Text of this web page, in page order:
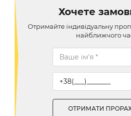
Хочете
Отримайте iндивiдуальну
найближчого
ОТРИМАТИ